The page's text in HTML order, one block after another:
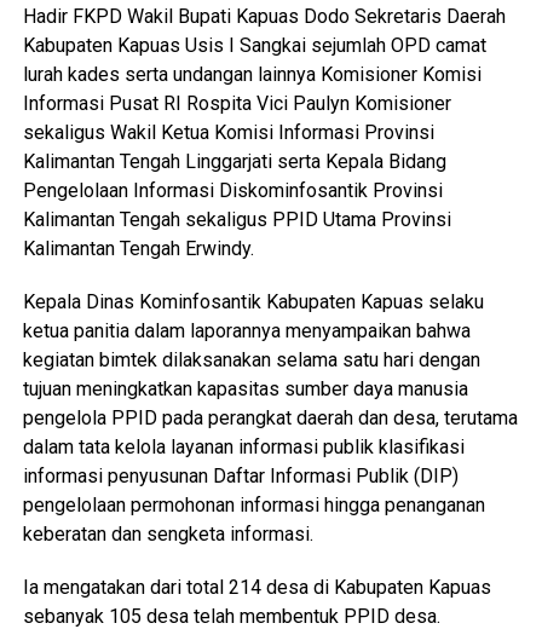
Hadir FKPD Wakil Bupati Kapuas Dodo Sekretaris Daerah
Kabupaten Kapuas Usis I Sangkai sejumlah OPD camat
lurah kades serta undangan lainnya Komisioner Komisi
Informasi Pusat RI Rospita Vici Paulyn Komisioner
sekaligus Wakil Ketua Komisi Informasi Provinsi
Kalimantan Tengah Linggarjati serta Kepala Bidang
Pengelolaan Informasi Diskominfosantik Provinsi
Kalimantan Tengah sekaligus PPID Utama Provinsi
Kalimantan Tengah Erwindy.
Kepala Dinas Kominfosantik Kabupaten Kapuas selaku
ketua panitia dalam laporannya menyampaikan bahwa
kegiatan bimtek dilaksanakan selama satu hari dengan
tujuan meningkatkan kapasitas sumber daya manusia
pengelola PPID pada perangkat daerah dan desa, terutama
dalam tata kelola layanan informasi publik klasifikasi
informasi penyusunan Daftar Informasi Publik (DIP)
pengelolaan permohonan informasi hingga penanganan
keberatan dan sengketa informasi.
Ia mengatakan dari total 214 desa di Kabupaten Kapuas
sebanyak 105 desa telah membentuk PPID desa.